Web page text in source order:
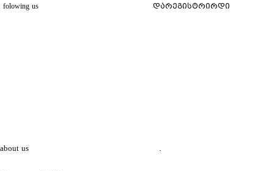
folowing us დარეგისტრირდი
about us .